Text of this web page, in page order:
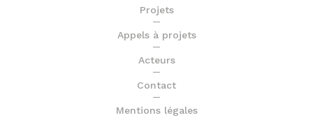
Projets
Appels à projets
Acteurs
Contact
Mentions légales